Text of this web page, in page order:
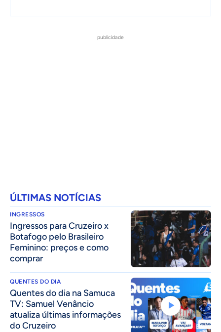
publicidade
ÚLTIMAS NOTÍCIAS
INGRESSOS
Ingressos para Cruzeiro x
Botafogo pelo Brasileiro
Feminino: preços e como
comprar
QUENTES DO DIA
Quentes do dia na Samuca
TV: Samuel Venâncio
atualiza últimas informações
do Cruzeiro